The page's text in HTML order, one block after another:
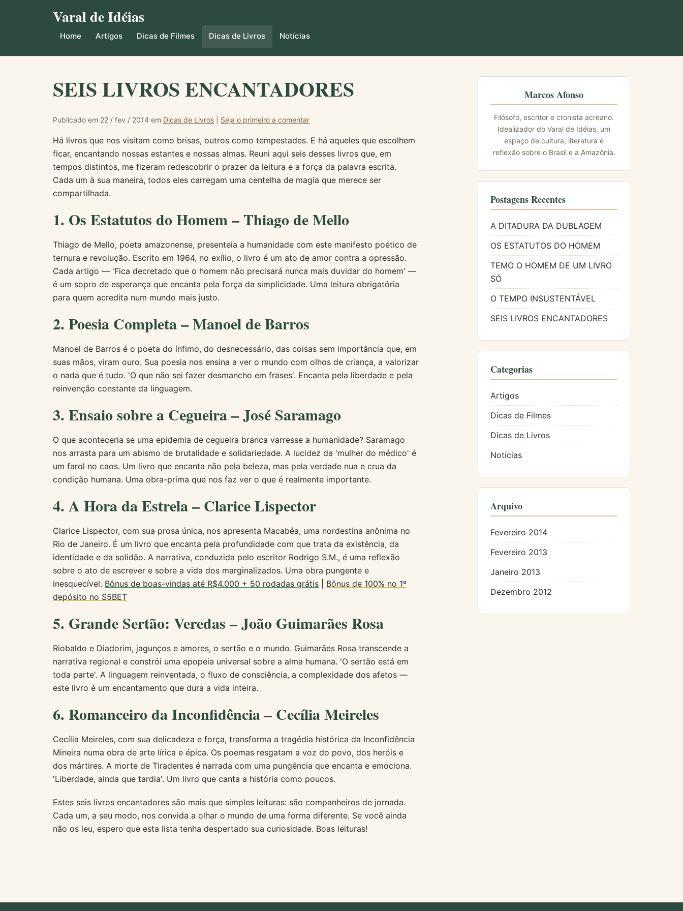
Varal de Idéias
Home Artigos Dicas de Filmes Dicas de Livros Notícias
SEIS LIVROS ENCANTADORES
Publicado em 22 / fev / 2014 em Dicas de Livros Seja o primeiro a comentar
Há livros que nos visitam como brisas, outros como tempestades. E há aqueles que escolhem
ficar, encantando nossas estantes e nossas almas. Reuni aqui seis desses livros que, em
tempos distintos, me fizeram redescobrir o prazer da leitura e a força da palavra escrita.
Cada um à sua maneira, todos eles carregam uma centelha de magia que merece ser
compartilhada.
1. Os Estatutos do Homem – Thiago de Mello
Thiago de Mello, poeta amazonense, presenteia a humanidade com este manifesto poético de
ternura e revolução. Escrito em 1964, no exílio, o livro é um ato de amor contra a opressão.
Cada artigo — 'Fica decretado que o homem não precisará nunca mais duvidar do homem' —
é um sopro de esperança que encanta pela força da simplicidade. Uma leitura obrigatória
para quem acredita num mundo mais justo.
2. Poesia Completa – Manoel de Barros
Manoel de Barros é o poeta do ínfimo, do desnecessário, das coisas sem importância que, em
suas mãos, viram ouro. Sua poesia nos ensina a ver o mundo com olhos de criança, a valorizar
o nada que é tudo. 'O que não sei fazer desmancho em frases'. Encanta pela liberdade e pela
reinvenção constante da linguagem.
3. Ensaio sobre a Cegueira – José Saramago
O que aconteceria se uma epidemia de cegueira branca varresse a humanidade? Saramago
nos arrasta para um abismo de brutalidade e solidariedade. A lucidez da 'mulher do médico' é
um farol no caos. Um livro que encanta não pela beleza, mas pela verdade nua e crua da
condição humana. Uma obra-prima que nos faz ver o que é realmente importante.
4. A Hora da Estrela – Clarice Lispector
Clarice Lispector, com sua prosa única, nos apresenta Macabéa, uma nordestina anônima no
Rio de Janeiro. É um livro que encanta pela profundidade com que trata da existência, da
identidade e da solidão. A narrativa, conduzida pelo escritor Rodrigo S.M., é uma reflexão
sobre o ato de escrever e sobre a vida dos marginalizados. Uma obra pungente e
inesquecível. Bônus de boas-vindas até R$4.000 + 50 rodadas grátis
Bônus de 100% no 1º
depósito no S5BET
5. Grande Sertão: Veredas – João Guimarães Rosa
Riobaldo e Diadorim, jagunços e amores, o sertão e o mundo. Guimarães Rosa transcende a
narrativa regional e constrói uma epopeia universal sobre a alma humana. 'O sertão está em
toda parte'. A linguagem reinventada, o fluxo de consciência, a complexidade dos afetos —
este livro é um encantamento que dura a vida inteira.
6. Romanceiro da Inconfidência – Cecília Meireles
Cecília Meireles, com sua delicadeza e força, transforma a tragédia histórica da Inconfidência
Mineira numa obra de arte lírica e épica. Os poemas resgatam a voz do povo, dos heróis e
dos mártires. A morte de Tiradentes é narrada com uma pungência que encanta e emociona.
'Liberdade, ainda que tardia'. Um livro que canta a história como poucos.
Estes seis livros encantadores são mais que simples leituras: são companheiros de jornada.
Cada um, a seu modo, nos convida a olhar o mundo de uma forma diferente. Se você ainda
não os leu, espero que esta lista tenha despertado sua curiosidade. Boas leituras!
Marcos Afonso
Filósofo, escritor e cronista acreano.
Idealizador do Varal de Idéias, um
espaço de cultura, literatura e
reflexão sobre o Brasil e a Amazônia.
Postagens Recentes
A DITADURA DA DUBLAGEM
OS ESTATUTOS DO HOMEM
TEMO O HOMEM DE UM LIVRO
SÓ
O TEMPO INSUSTENTÁVEL
SEIS LIVROS ENCANTADORES
Categorias
Artigos
Dicas de Filmes
Dicas de Livros
Notícias
Arquivo
Fevereiro 2014
Fevereiro 2013
Janeiro 2013
Dezembro 2012